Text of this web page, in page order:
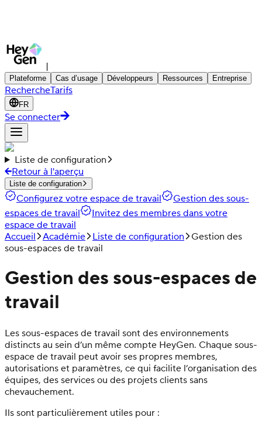
|
Plateforme Cas d’usage Développeurs Ressources Entreprise
RechercheTarifs
FR
Se connecter
Liste de configuration
Retour à l'aperçu
Liste de configuration
Configurez votre espace de travail
Gestion des sous-
espaces de travail
Invitez des membres dans votre
espace de travail
Accueil
Académie Liste de configuration
Gestion des
sous-espaces de travail
Gestion des sous-espaces de
travail
Les sous-espaces de travail sont des environnements
distincts au sein d’un même compte HeyGen. Chaque sous-
espace de travail peut avoir ses propres membres,
autorisations et paramètres, ce qui facilite l’organisation des
équipes, des services ou des projets clients sans
chevauchement.
Ils sont particulièrement utiles pour :